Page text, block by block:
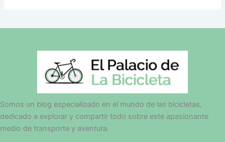
Somos un blog especializado en el mundo de las bicicletas,
dedicado a explorar y compartir todo sobre este apasionante
medio de transporte y aventura.